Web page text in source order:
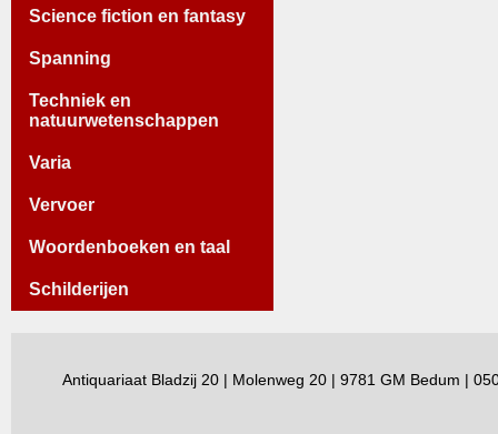
Science fiction en fantasy
Spanning
Techniek en
natuurwetenschappen
Varia
Vervoer
Woordenboeken en taal
Schilderijen
Antiquariaat Bladzij 20 | Molenweg 20 | 9781 GM Bedum |